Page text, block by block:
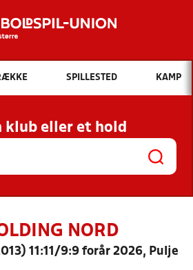
Hvad vil du søge efter?
INDHOLD OG NYHEDER
KLUBBER OG
HOLD
SPILLESTED KAMP
klub eller et hold
NORD
11:11/9:9 forår 2026, Pulje